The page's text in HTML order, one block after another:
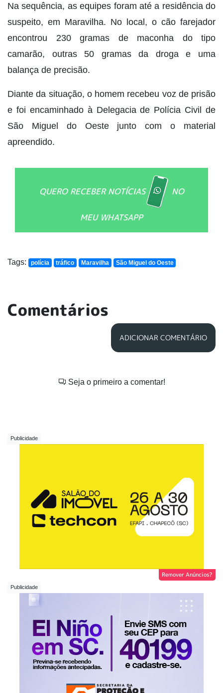
Na sequência, as equipes foram até a residência do
suspeito, em Maravilha. No local, o cão farejador
encontrou 230 gramas de maconha do tipo
camarão, outras 50 gramas da droga e uma
balança de precisão.
Diante da situação, o homem recebeu voz de prisão
e foi encaminhado à Delegacia de Polícia Civil de
São Miguel do Oeste junto com o material
apreendido.
QUERO RECEBER NOTÍCIAS NO
MEU WHATSAPP
Tags: polícia tráfico Maravilha São Miguel do Oeste
Comentários
ADICIONAR COMENTÁRIO
Seja o primeiro a comentar!
Remover Anúncios?